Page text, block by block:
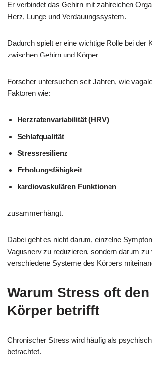
Er verbindet das Gehirn mit zahlreichen
Herz, Lunge und Verdauungssystem.
Dadurch spielt er eine wichtige Rolle bei der
zwischen Gehirn und Körper.
Forscher untersuchen seit Jahren, wie
Faktoren wie:
Herzratenvariabilität (HRV)
Schlafqualität
Stressresilienz
Erholungsfähigkeit
kardiovaskulären Funktionen
zusammenhängt.
Dabei geht es nicht darum, einzelne
Vagusnerv zu reduzieren, sondern darum zu
verschiedene Systeme des Körpers
Warum Stress oft den
Körper betrifft
Chronischer Stress wird häufig als
betrachtet.